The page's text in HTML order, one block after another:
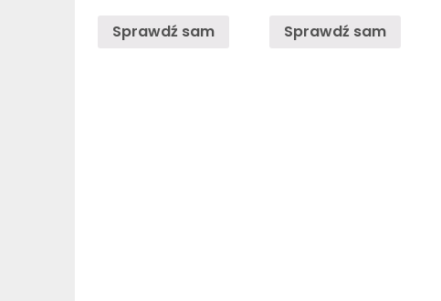
Zdejmowana
Sprawdź sam
Stałe Rozmiar 190 X
Sprawdź sam